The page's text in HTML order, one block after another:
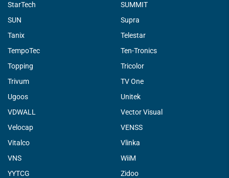
StarTech
SUMMIT
SUN
Supra
Tanix
Telestar
TempoTec
Ten-Tronics
Topping
Tricolor
Trivum
TV One
Ugoos
Unitek
VDWALL
Vector Visual
Velocap
VENSS
Vitalco
Vlinka
VNS
WiiM
YYTCG
Zidoo